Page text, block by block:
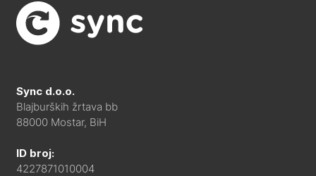
Sync d.o.o.
Blajburških žrtava bb
88000 Mostar, BiH
ID broj:
4227871010004